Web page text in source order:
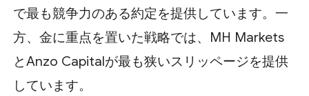
で最も競争力のある約定を提供しています。一
方、金に重点を置いた戦略では、MH Markets
とAnzo Capitalが最も狭いスリッページを提供
しています。